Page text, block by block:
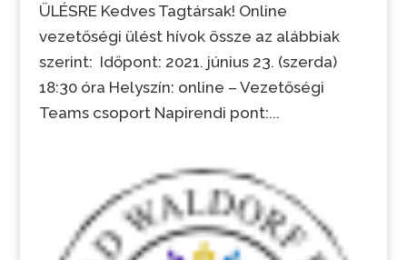
ÜLÉSRE Kedves Tagtársak! Online
vezetőségi ülést hívok össze az alábbiak
szerint: Időpont: 2021. június 23. (szerda)
18:30 óra Helyszín: online – Vezetőségi
Teams csoport Napirendi pont:...